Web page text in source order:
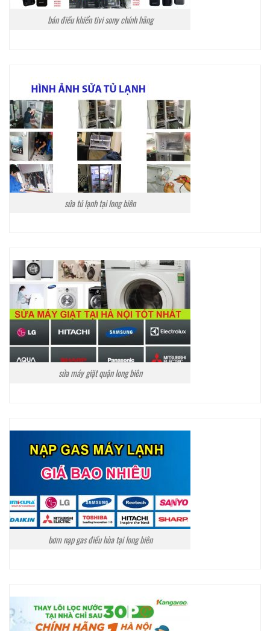
bán điều khiển tivi sony chính hãng
sửa tủ lạnh tại long biên
sửa máy giặt quận long biên
bơm nạp gas điều hòa tại long biên